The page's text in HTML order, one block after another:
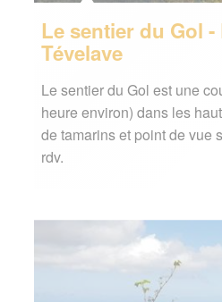
Le sentier du Gol -
Tévelave
Le sentier du Gol est une
heure environ) dans les
de tamarins et point de vue
rdv.